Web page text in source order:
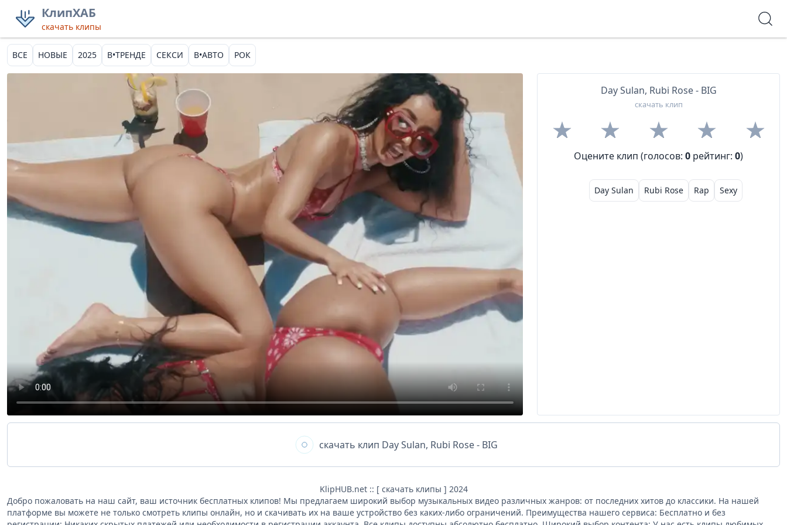
КлипХАБ
скачать клипы
ВСЕ НОВЫЕ 2025 В•ТРЕНДЕ СЕКСИ В•АВТО РОК
Day Sulan, Rubi Rose - BIG
скачать клип
Оцените клип (голосов:0 рейтинг:0)
Day Sulan Rubi Rose Rap Sexy
скачать клип Day Sulan, Rubi Rose - BIG
KlipHUB.net :: [ скачать клипы ] 2024
Добро пожаловать на наш сайт, ваш источник бесплатных клипов! Мы предлагаем широкий выбор музыкальных видео различных жанров: от последних хитов до классики. На нашей
платформе вы можете не только смотреть клипы онлайн, но и скачивать их на ваше устройство без каких-либо ограничений. Преимущества нашего сервиса: Бесплатно и без